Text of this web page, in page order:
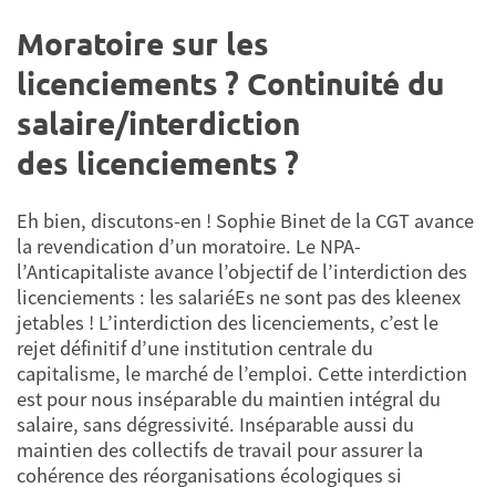
Moratoire sur les
licenciements ? Continuité du
salaire/interdiction
des licenciements ?
Eh bien, discutons-en ! Sophie Binet de la CGT avance
la revendication d’un moratoire. Le NPA-
l’Anticapitaliste avance l’objectif de l’interdiction des
licenciements : les salariéEs ne sont pas des kleenex
jetables ! L’interdiction des licenciements, c’est le
rejet définitif d’une institution centrale du
capitalisme, le marché de l’emploi. Cette interdiction
est pour nous inséparable du maintien intégral du
salaire, sans dégressivité. Inséparable aussi du
maintien des collectifs de travail pour assurer la
cohérence des réorganisations écologiques si